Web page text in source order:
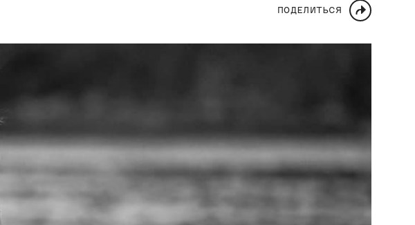
ПОДЕЛИТЬСЯ